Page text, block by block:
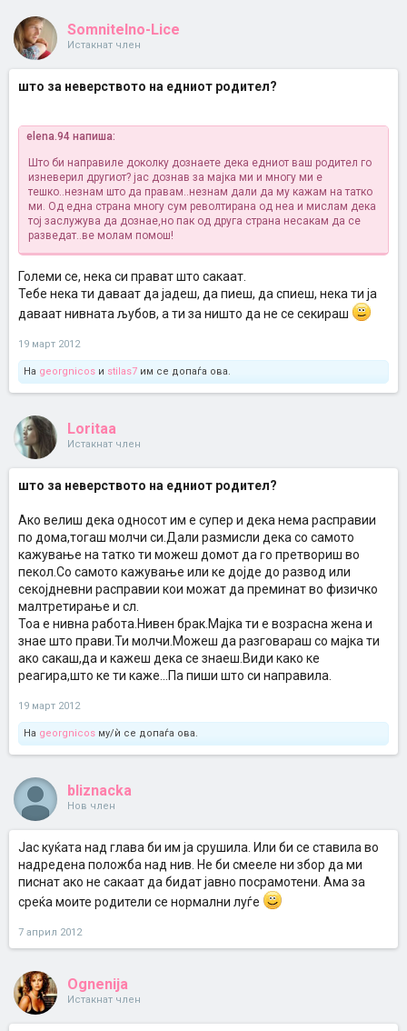
Somnitelno-Lice
Истакнат член
што за неверството на едниот родител?
elena.94 напиша:
Што би направиле доколку дознаете дека едниот ваш родител го
изневерил другиот? јас дознав за мајка ми и многу ми е
тешко..незнам што да правам..незнам дали да му кажам на татко
ми. Од една страна многу сум револтирана од неа и мислам дека
тој заслужува да дознае,но пак од друга страна несакам да се
разведат..ве молам помош!
Големи се, нека си прават што сакаат.
Тебе нека ти даваат да јадеш, да пиеш, да спиеш, нека ти ја
даваат нивната љубов, а ти за ништо да не се секираш
19 март 2012
На georgnicos и stilas7 им се допаѓа ова.
Loritaa
Истакнат член
што за неверството на едниот родител?
Ако велиш дека односот им е супер и дека нема расправии
по дома,тогаш молчи си.Дали размисли дека со самото
кажување на татко ти можеш домот да го претвориш во
пекол.Со самото кажување или ке дојде до развод или
секојдневни расправии кои можат да преминат во физичко
малтретирање и сл.
Тоа е нивна работа.Нивен брак.Мајка ти е возрасна жена и
знае што прави.Ти молчи.Можеш да разговараш со мајка ти
ако сакаш,да и кажеш дека се знаеш.Види како ке
реагира,што ке ти каже...Па пиши што си направила.
19 март 2012
На georgnicos му/ѝ се допаѓа ова.
bliznacka
Нов член
Јас куќата над глава би им ја срушила. Или би се ставила во
надредена положба над нив. Не би смееле ни збор да ми
писнат ако не сакаат да бидат јавно посрамотени. Ама за
среќа моите родители се нормални луѓе
7 април 2012
Ognenija
Истакнат член